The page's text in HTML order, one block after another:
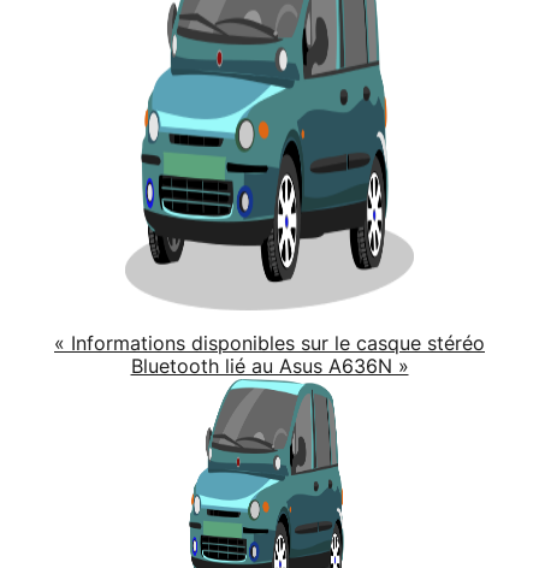
« Informations disponibles sur le casque stéréo
Bluetooth lié au Asus A636N »